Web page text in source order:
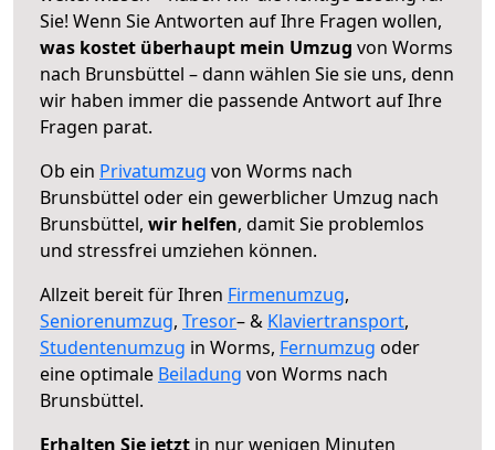
Sie! Wenn Sie Antworten auf Ihre Fragen wollen,
was kostet überhaupt mein Umzug von Worms
nach Brunsbüttel – dann wählen Sie sie uns, denn
wir haben immer die passende Antwort auf Ihre
Fragen parat.
Ob ein Privatumzug von Worms nach
Brunsbüttel oder ein gewerblicher Umzug nach
Brunsbüttel, wir helfen, damit Sie problemlos
und stressfrei umziehen können.
Allzeit bereit für Ihren Firmenumzug,
Seniorenumzug, Tresor– & Klaviertransport,
Studentenumzug in Worms, Fernumzug oder
eine optimale Beiladung von Worms nach
Brunsbüttel.
Erhalten Sie jetzt in nur wenigen Minuten